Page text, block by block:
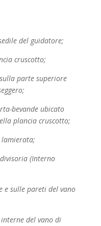
del guidatore;
cruscotto;
parte superiore
bevande ubicato
planciacruscotto;
(Interno
e sulle pareti del vano
del vano di